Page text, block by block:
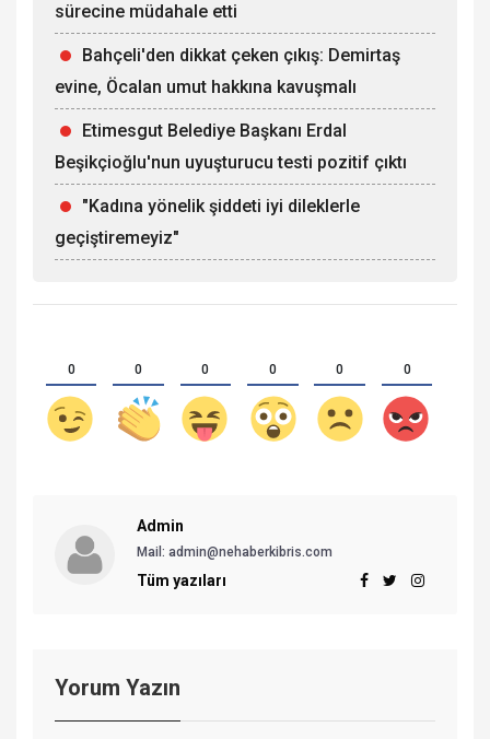
sürecine müdahale etti
Bahçeli'den dikkat çeken çıkış: Demirtaş
evine, Öcalan umut hakkına kavuşmalı
Etimesgut Belediye Başkanı Erdal
Beşikçioğlu'nun uyuşturucu testi pozitif çıktı
"Kadına yönelik şiddeti iyi dileklerle
geçiştiremeyiz"
0 0 0 0 0 0
Admin
Mail: admin@nehaberkibris.com
Tüm yazıları
Yorum Yazın